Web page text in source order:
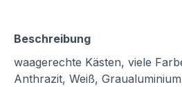
Beschreibung
waagerechte Kästen, viele
Anthrazit, Weiß,